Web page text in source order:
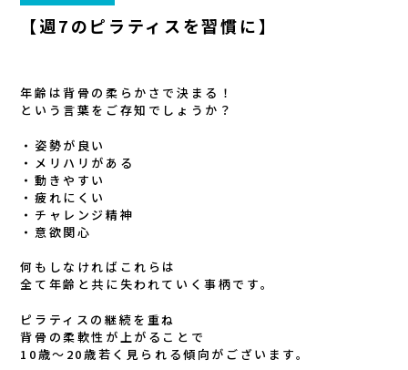
【週7のピラティスを習慣に】
年齢は背骨の柔らかさで決まる！
という言葉をご存知でしょうか？
・姿勢が良い
・メリハリがある
・動きやすい
・疲れにくい
・チャレンジ精神
・意欲関心
何もしなければこれらは
全て年齢と共に失われていく事柄です。
ピラティスの継続を重ね
背骨の柔軟性が上がることで
10歳〜20歳若く見られる傾向がございます。